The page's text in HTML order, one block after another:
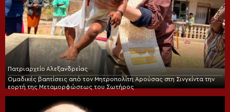
Πατριαρχείο Αλεξανδρείας
Ομαδικές βαπτίσεις από τον Μητροπολίτη Αρούσας στη Σινγκίντα την
εορτή της Μεταμορφώσεως του Σωτήρος